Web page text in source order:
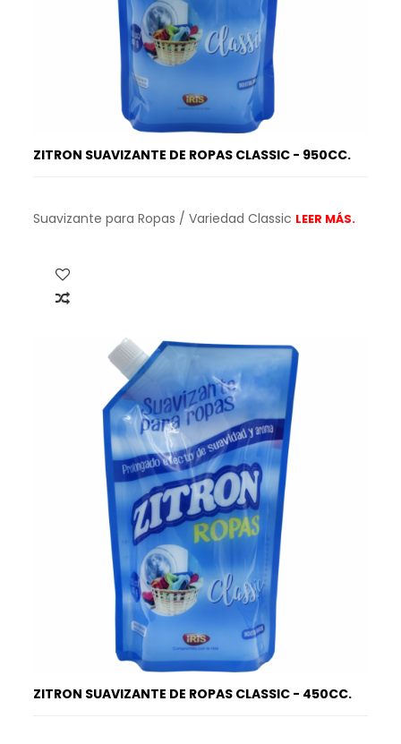
ZITRON SUAVIZANTE DE ROPAS CLASSIC - 950CC.
Suavizante para Ropas / Variedad Classic LEER MÁS.
ZITRON SUAVIZANTE DE ROPAS CLASSIC - 450CC.